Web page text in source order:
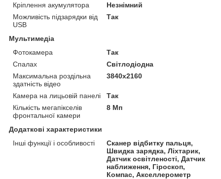
Кріплення акумулятора
Незнімний
Можливість підзарядки від
USB
Так
Мультимедіа
Фотокамера
Так
Спалах
Світлодіодна
Максимальна роздільна
здатність відео
3840x2160
Камера на лицьовій панелі
Так
Кількість мегапікселів
фронтальної камери
8 Мп
Додаткові характеристики
Інші функції і особливості
Сканер відбитку пальця,
Швидка зарядка, Ліхтарик,
Датчик освітленості, Датчик
наближення, Гіроскоп,
Компас, Акселлерометр